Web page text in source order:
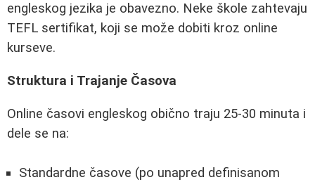
engleskog jezika je obavezno. Neke škole zahtevaju
TEFL sertifikat, koji se može dobiti kroz online
kurseve.
Struktura i Trajanje Časova
Online časovi engleskog obično traju 25-30 minuta i
dele se na:
Standardne časove (po unapred definisanom